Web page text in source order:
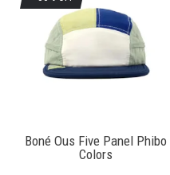
Boné Ous Five Panel Phibo
Colors